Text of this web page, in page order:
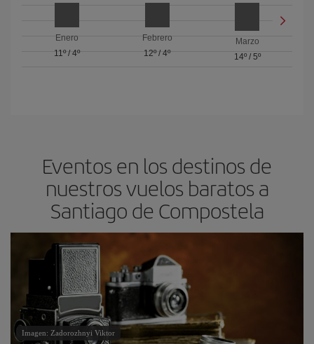
Enero
11º/ 4º
Febrero
12º/ 4º
Marzo
14º/ 5º
Eventos en los destinos de
nuestros vuelos baratos a
Santiago de Compostela
Imagen: Zadorozhnyi Viktor